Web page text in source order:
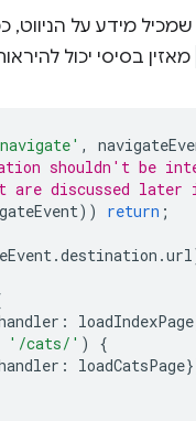
מאזין בסיסי יכול
,
shouldn't be
are discussed
)) return ;
.destination .url
: loadIndexPage
'/cats/' )
{
: loadCatsPage